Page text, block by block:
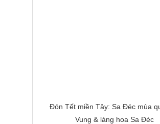
Đón Tết miền Tây: Sa Đéc mùa
Vung & làng hoa Sa Đéc